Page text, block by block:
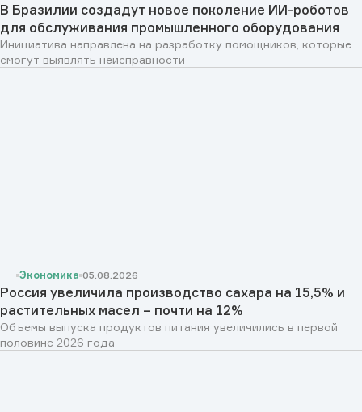
В Бразилии создадут новое поколение ИИ-роботов
для обслуживания промышленного оборудования
Инициатива направлена на разработку помощников, которые
смогут выявлять неисправности
Экономика 05.08.2026
Россия увеличила производство сахара на 15,5% и
растительных масел – почти на 12%
Объемы выпуска продуктов питания увеличились в первой
половине 2026 года